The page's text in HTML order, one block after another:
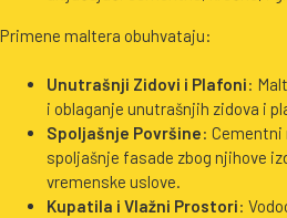
Primene maltera obuhvataju:
Unutrašnji Zidovi i Plafoni:
i oblaganje unutrašnjih zidova i
Spoljašnje Površine:
spoljašnje fasade zbog njihove
vremenske uslove.
Kupatila i Vlažni Prostori: